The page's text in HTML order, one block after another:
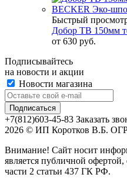
Быстрый
Добор ТВ 150мм
от 630 руб.
Подписывайтесь
на новости и акции
Новости магазина
+7(812)603-45-83 Заказать
2026 © ИП Коротков В.Б.
Внимание! Сайт носит
является публичной
части 2 статьи 437 ГК РФ.